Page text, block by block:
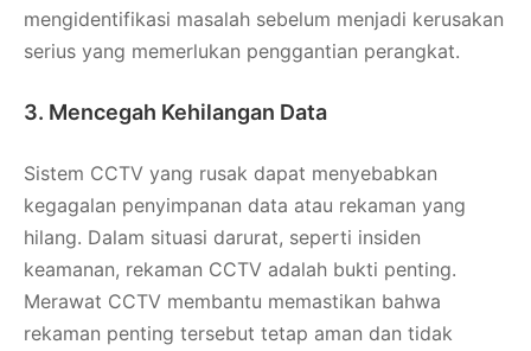
mengidentifikasi masalah sebelum menjadi kerusakan
serius yang memerlukan penggantian perangkat.
3. Mencegah Kehilangan Data
Sistem CCTV yang rusak dapat menyebabkan
kegagalan penyimpanan data atau rekaman yang
hilang. Dalam situasi darurat, seperti insiden
keamanan, rekaman CCTV adalah bukti penting.
Merawat CCTV membantu memastikan bahwa
rekaman penting tersebut tetap aman dan tidak